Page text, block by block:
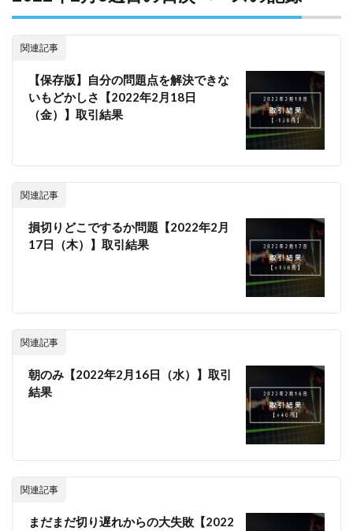
関連記事
【保存版】自分の問題点を解決できな
いもどかしさ【2022年2月18日
（金）】取引結果
関連記事
損切りどこでするか問題【2022年2月
17日（木）】取引結果
関連記事
朝のみ【2022年2月16日（水）】取引
結果
関連記事
まだまだ切り遅れからの大失敗【2022